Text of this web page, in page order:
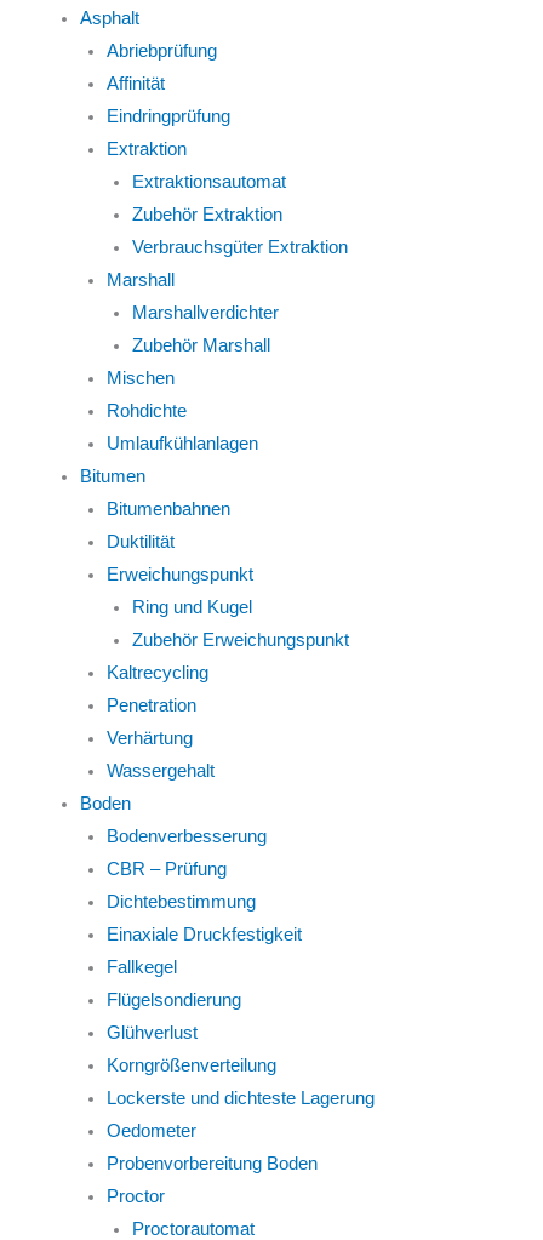
Asphalt
Abriebprüfung
Affinität
Eindringprüfung
Extraktion
Extraktionsautomat
Zubehör Extraktion
Verbrauchsgüter Extraktion
Marshall
Marshallverdichter
Zubehör Marshall
Mischen
Rohdichte
Umlaufkühlanlagen
Bitumen
Bitumenbahnen
Duktilität
Erweichungspunkt
Ring und Kugel
Zubehör Erweichungspunkt
Kaltrecycling
Penetration
Verhärtung
Wassergehalt
Boden
Bodenverbesserung
CBR – Prüfung
Dichtebestimmung
Einaxiale Druckfestigkeit
Fallkegel
Flügelsondierung
Glühverlust
Korngrößenverteilung
Lockerste und dichteste Lagerung
Oedometer
Probenvorbereitung Boden
Proctor
Proctorautomat